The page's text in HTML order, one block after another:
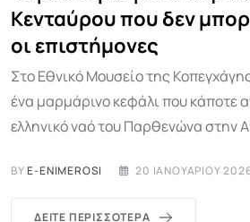
Κενταύρου που δεν
οι επιστήμονες
Στο Εθνικό Μουσείο της
ένα μαρμάρινο κεφάλι που κάποτε
ελληνικό ναό του Παρθενώνα στην
BYE-ENIMEROSI 20 ΙΑΝΟΥΑΡΊΟΥ
ΔΕΊΤΕ ΠΕΡΙΣΣΌΤΕΡΑ